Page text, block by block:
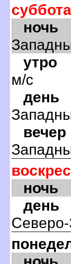
суббота
ночь
утро
м/с
день
вечер
ночь
день